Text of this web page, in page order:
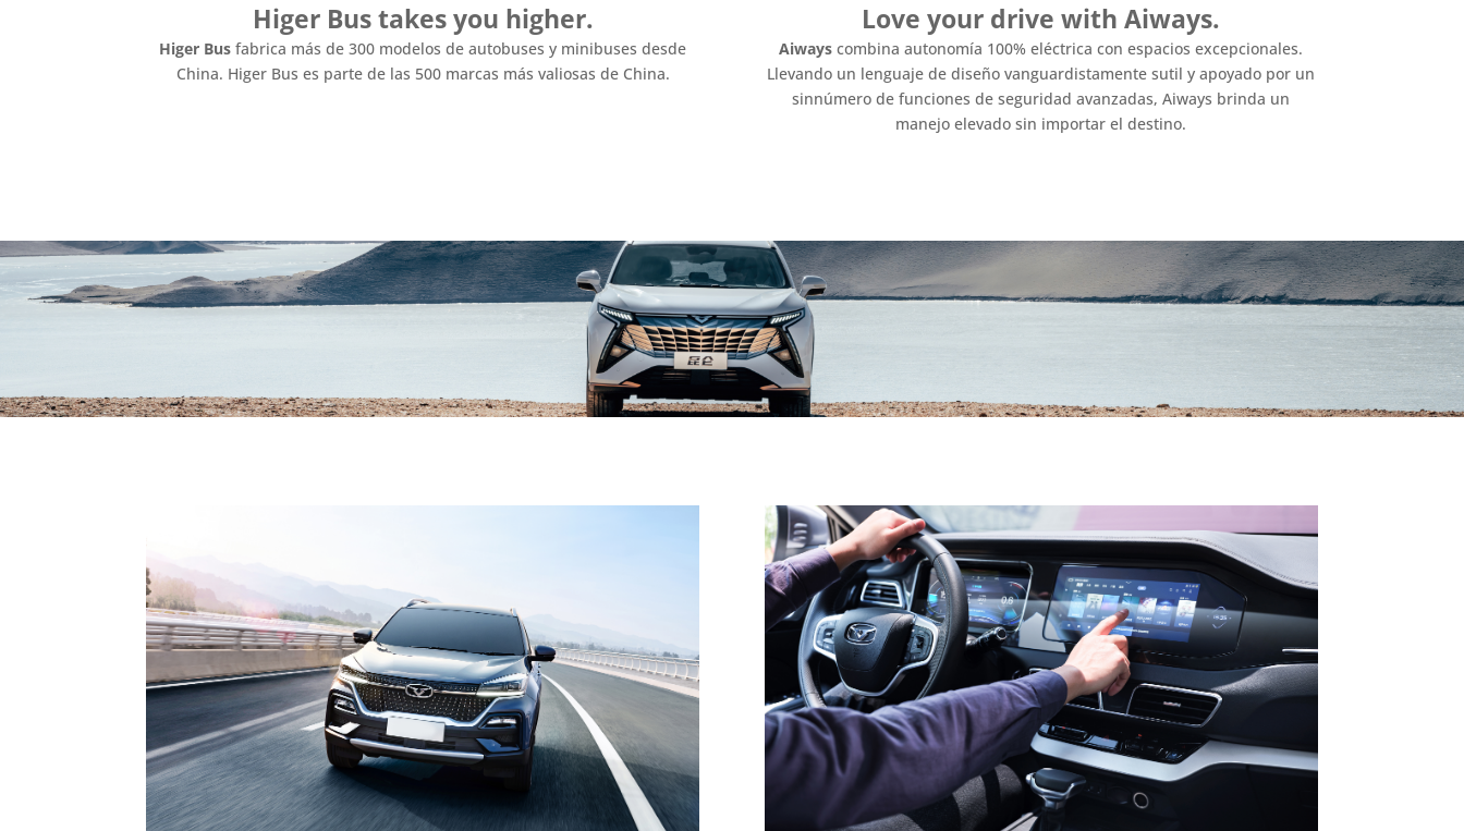
Higer Bus takes you higher.
Higer Bus fabrica más de 300 modelos de autobuses y minibuses desde
China. Higer Bus es parte de las 500 marcas más valiosas de China.
Love your drive with Aiways.
Aiways combina autonomía 100% eléctrica con espacios excepcionales.
Llevando un lenguaje de diseño vanguardistamente sutil y apoyado por un
sinnúmero de funciones de seguridad avanzadas, Aiways brinda un
manejo elevado sin importar el destino.